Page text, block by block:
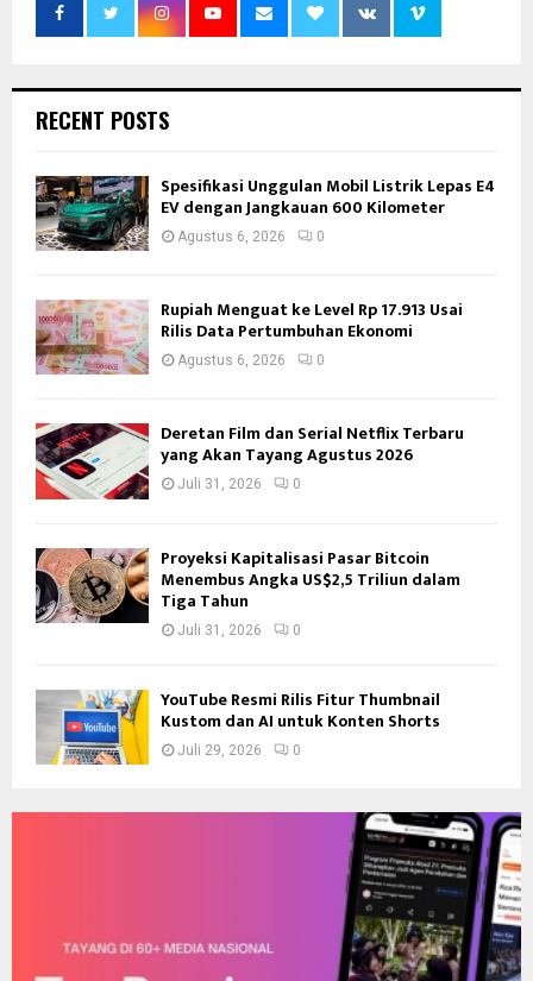
RECENT POSTS
Spesifikasi Unggulan Mobil Listrik Lepas E4
EV dengan Jangkauan 600 Kilometer
Agustus 6, 2026 0
Rupiah Menguat ke Level Rp 17.913 Usai
Rilis Data Pertumbuhan Ekonomi
Agustus 6, 2026 0
Deretan Film dan Serial Netflix Terbaru
yang Akan Tayang Agustus 2026
Juli 31, 2026 0
Proyeksi Kapitalisasi Pasar Bitcoin
Menembus Angka US$2,5 Triliun dalam
Tiga Tahun
Juli 31, 2026 0
YouTube Resmi Rilis Fitur Thumbnail
Kustom dan AI untuk Konten Shorts
Juli 29, 2026 0